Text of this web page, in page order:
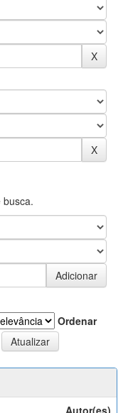
busca.
Ordenar
Autor(es)